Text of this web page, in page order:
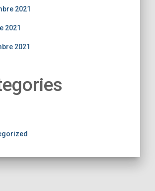
2021
2021
2021